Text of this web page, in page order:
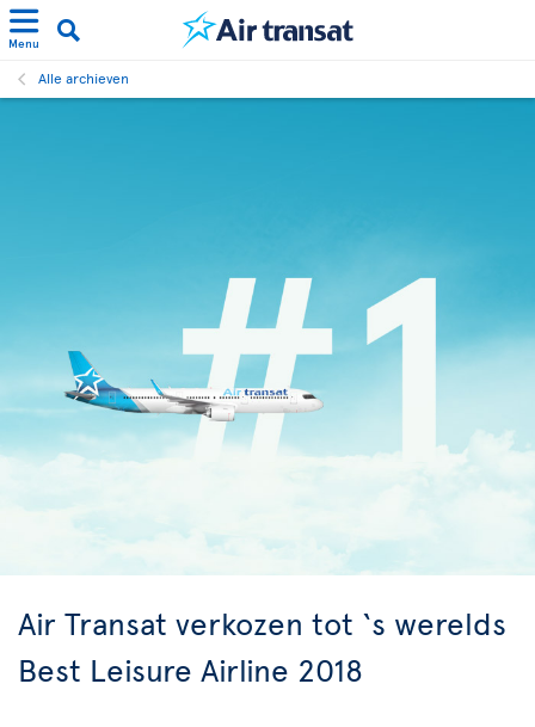
Menu
Alle archieven
Air Transat verkozen tot ‘s werelds
Best Leisure Airline 2018